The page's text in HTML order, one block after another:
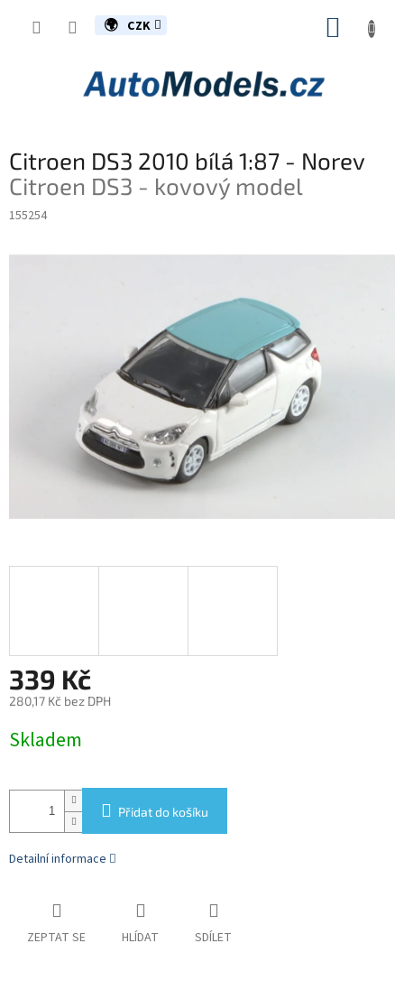
CZK
Citroen DS3 2010 bílá 1:87 - Norev
Citroen DS3 - kovový model
155254
339 Kč
280,17 Kč bez DPH
cena:
Skladem
Přidat do košíku
Detailní informace
ZEPTAT SE HLÍDAT SDÍLET